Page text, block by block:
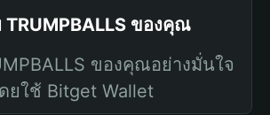
TRUMPBALLS ของคุณ
ของคุณอย่างมั่นใจ
ยใช้ Bitget Wallet